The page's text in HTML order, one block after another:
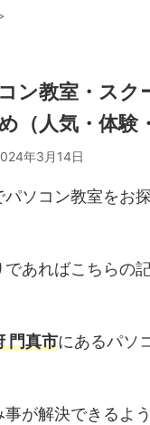
ン教室・スク
（人気・体験
年3月14日
ソコン教室をお
あればこちらの
門真市にあるパソ
が解決できるよ